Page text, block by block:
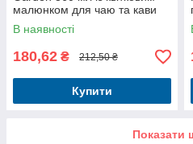
малюнком для чаю та кави
В наявності
180,62 ₴ 212,50 ₴
Купити
Показати